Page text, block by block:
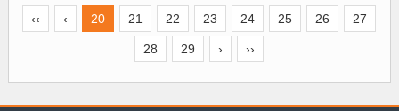
‹‹ ‹ 20 21 22 23 24 25 26 27
28 29 › ››